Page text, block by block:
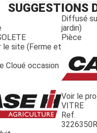
SUGGESTIONS
le site (Ferme et
Cloué occasion
Diffusé
jardin)
Pièce
Voir le
VITRE
Ref.